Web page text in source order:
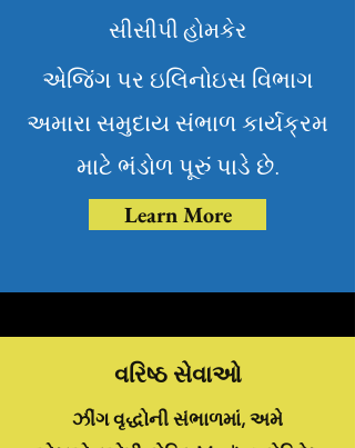
સીસીપી હોમકેર
એજિંગ પર ઇલિનોઇસ વિભાગ
અમારા સમુદાય સંભાળ કાર્યક્રમ
માટે ભંડોળ પૂરું પાડે છે.
Learn More
વરિષ્ઠ સેવાઓ
ઝીંગ વૃદ્ધોની સંભાળમાં, અમે